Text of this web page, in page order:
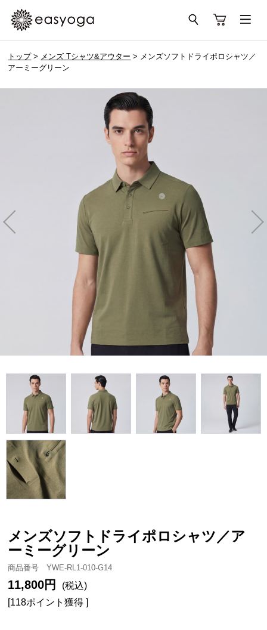
トップ> メンズ Tシャツ&アウター > メンズソフトドライポロシャツ／
アーミーグリーン
メンズソフトドライポロシャツ／ア
ーミーグリーン
商品番号 YWE-RL1-010-G14
11,800円
(税込)
[118ポイント獲得 ]